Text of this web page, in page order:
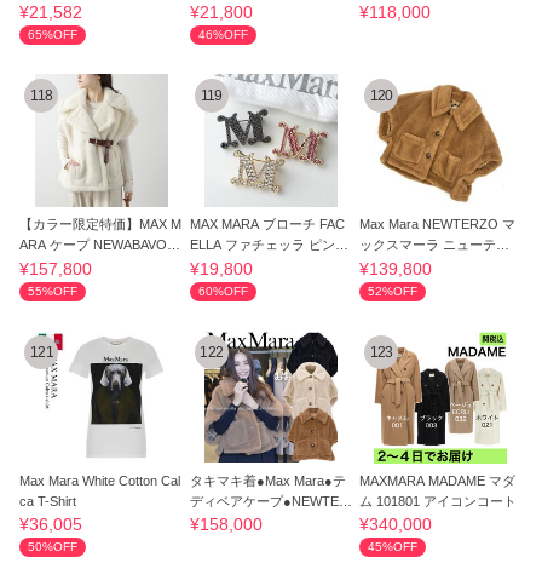
¥21,582
65%OFF
A ゴンドラ
¥21,800
46%OFF
ンドル バッグ
¥118,000
118
【カラー限定特価】MAX M
ARA ケープ NEWABAVO1
ニューアバボ
¥157,800
55%OFF
119
MAX MARA ブローチ FAC
ELLA ファチェッラ ピンバ
ッチ
¥19,800
60%OFF
120
Max Mara NEWTERZO マ
ックスマーラ ニューテル
ツォ テディケープ
¥139,800
52%OFF
121
Max Mara White Cotton Cal
ca T-Shirt
¥36,005
50%OFF
122
タキマキ着●Max Mara●テ
ディベアケープ●NEWTER
ZO/NEWTERZO1
¥158,000
123
MAXMARA MADAME マダ
ム 101801 アイコンコート
¥340,000
45%OFF